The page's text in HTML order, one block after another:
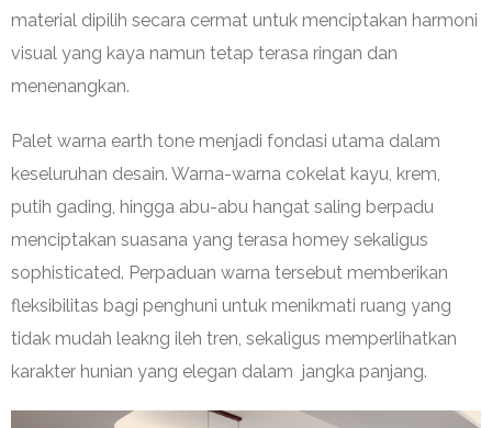
material dipilih secara cermat untuk menciptakan harmoni
visual yang kaya namun tetap terasa ringan dan
menenangkan.
Palet warna earth tone menjadi fondasi utama dalam
keseluruhan desain. Warna-warna cokelat kayu, krem,
putih gading, hingga abu-abu hangat saling berpadu
menciptakan suasana yang terasa homey sekaligus
sophisticated. Perpaduan warna tersebut memberikan
fleksibilitas bagi penghuni untuk menikmati ruang yang
tidak mudah leakng ileh tren, sekaligus memperlihatkan
karakter hunian yang elegan dalam jangka panjang.